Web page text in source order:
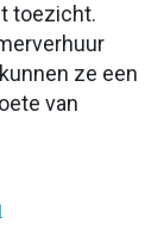
toezicht.
ze een
van